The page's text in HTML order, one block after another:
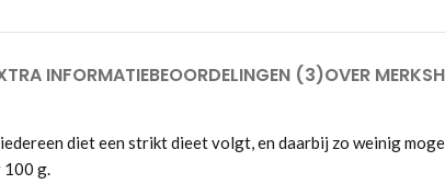
INFORMATIEBEOORDELINGEN (3)OVER MERK
diet een strikt dieet volgt, en daarbij zo weinig
g.